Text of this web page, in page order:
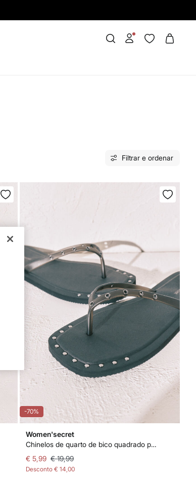
Filtrar e ordenar
-70%
Women'secret
Chinelos de quarto de bico quadrado pretos com tachas
€ 5,99 € 19,99
Desconto € 14,00